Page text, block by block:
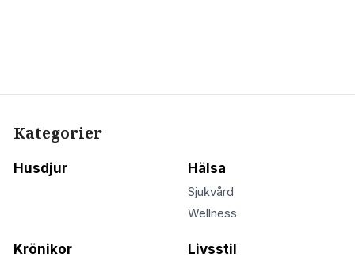
Kategorier
Husdjur Hälsa
Sjukvård
Wellness
Krönikor Livsstil